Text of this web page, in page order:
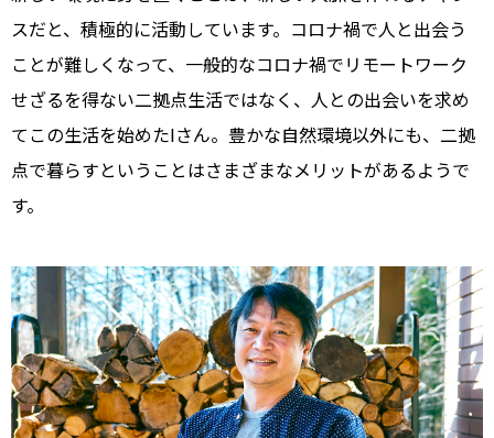
スだと、積極的に活動しています。コロナ禍で人と出会う
ことが難しくなって、一般的なコロナ禍でリモートワーク
せざるを得ない二拠点生活ではなく、人との出会いを求め
てこの生活を始めたIさん。豊かな自然環境以外にも、二拠
点で暮らすということはさまざまなメリットがあるようで
す。